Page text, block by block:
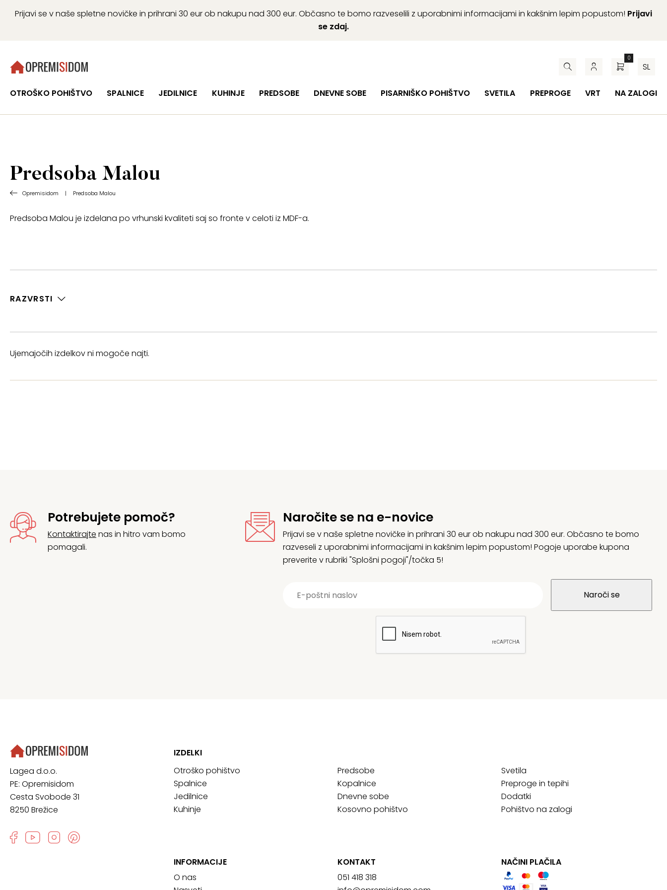
Prijavi se v naše spletne novičke in prihrani 30 eur ob nakupu nad 300 eur. Občasno te bomo razveselili z uporabnimi informacijami in kakšnim lepim popustom! Prijavi
se zdaj.
0
SL
OTROŠKO POHIŠTVO SPALNICE JEDILNICE KUHINJE PREDSOBE DNEVNE SOBE PISARNIŠKO POHIŠTVO SVETILA PREPROGE VRT NA ZALOGI
Predsoba Malou
Opremisidom | Predsoba Malou
Predsoba Malou je izdelana po vrhunski kvaliteti saj so fronte v celoti iz MDF-a.
Ujemajočih izdelkov ni mogoče najti.
RAZVRSTI
Potrebujete pomoč?
Kontaktirajte nas in hitro vam bomo
pomagali.
Naročite se na e-novice
Prijavi se v naše spletne novičke in prihrani 30 eur ob nakupu nad 300 eur. Občasno te bomo
razveseli z uporabnimi informacijami in kakšnim lepim popustom! Pogoje uporabe kupona
preverite v rubriki "Splošni pogoji"/točka 5!
Lagea d.o.o.
PE: Opremisidom
Cesta Svobode 31
8250 Brežice
IZDELKI
Otroško pohištvo
Spalnice
Jedilnice
Kuhinje
Predsobe
Kopalnice
Dnevne sobe
Kosovno pohištvo
Svetila
Preproge in tepihi
Dodatki
Pohištvo na zalogi
INFORMACIJE
O nas
KONTAKT
051 418 318
NAČINI PLAČILA